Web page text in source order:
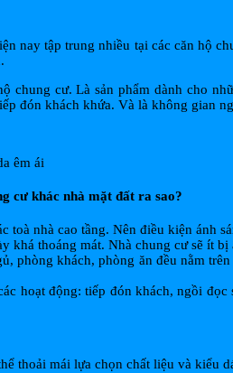
nay tập trung nhiều tại các căn hộ
chung cư. Là sản phẩm dành cho
đón khách khứa. Và là không gian
êm ái
cư khác nhà mặt đất ra sao?
toà nhà cao tầng. Nên điều kiện ánh
khá thoáng mát. Nhà chung cư sẽ ít
phòng khách, phòng ăn đều nằm
hoạt động: tiếp đón khách, ngồi
thoải mái lựa chọn chất liệu và kiểu